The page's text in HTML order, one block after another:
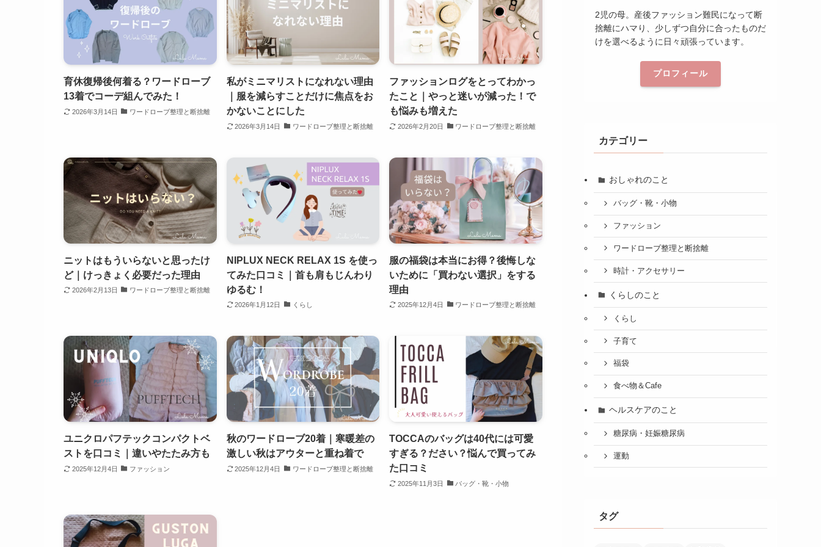
育休復帰後何着る？ワードローブ
13着でコーデ組んでみた！
2026年3月14日 ワードローブ整理と断捨離
私がミニマリストになれない理由
｜服を減らすことだけに焦点をお
かないことにした
2026年3月14日 ワードローブ整理と断捨離
ファッションログをとってわかっ
たこと｜やっと迷いが減った！で
も悩みも増えた
2026年2月20日 ワードローブ整理と断捨離
ニットはもういらないと思ったけ
ど｜けっきょく必要だった理由
2026年2月13日 ワードローブ整理と断捨離
NIPLUX NECK RELAX 1S を使っ
てみた口コミ｜首も肩もじんわり
ゆるむ！
2026年1月12日 くらし
服の福袋は本当にお得？後悔しな
いために「買わない選択」をする
理由
2025年12月4日 ワードローブ整理と断捨離
ユニクロパフテックコンパクトベ
ストを口コミ｜違いやたたみ方も
2025年12月4日 ファッション
秋のワードローブ20着｜寒暖差の
激しい秋はアウターと重ね着で
2025年12月4日 ワードローブ整理と断捨離
TOCCAのバッグは40代には可愛
すぎる？ださい？悩んで買ってみ
た口コミ
2025年11月3日 バッグ・靴・小物
2児の母。産後ファッション難民になって断
捨離にハマり、少しずつ自分に合ったものだ
けを選べるように日々頑張っています。
プロフィール
カテゴリー
おしゃれのこと
バッグ・靴・小物
ファッション
ワードローブ整理と断捨離
時計・アクセサリー
くらしのこと
くらし
子育て
福袋
食べ物＆Cafe
ヘルスケアのこと
糖尿病・妊娠糖尿病
運動
タグ